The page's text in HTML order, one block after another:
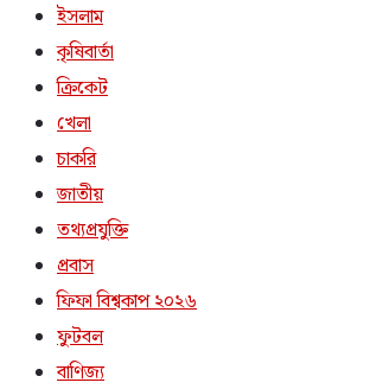
ইসলাম
কৃষিবার্তা
ক্রিকেট
খেলা
চাকরি
জাতীয়
তথ্যপ্রযুক্তি
প্রবাস
ফিফা বিশ্বকাপ ২০২৬
ফুটবল
বাণিজ্য